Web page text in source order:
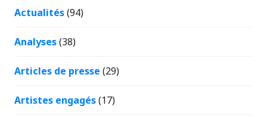
Actualités(94)
Analyses(38)
Articles de presse (29)
Artistes engagés(17)